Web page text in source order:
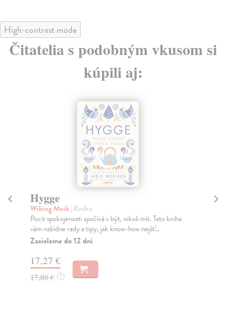
High-contrast mode
Čitatelia s podobným vkusom si
kúpili aj:
Hygge
Wiking Meik| Kniha
Pocit spokojenosti spočívá v být, nikoli mít. Tato kniha
vám nabídne rady a tipy, jak know-how nejšť...
Zasielame do 12 dní
17,27 €
17,80 € ?